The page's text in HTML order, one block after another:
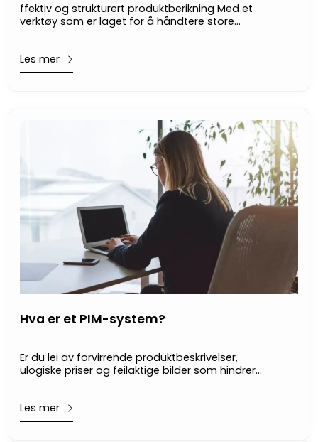
ffektiv og strukturert produktberikning Med et
verktøy som er laget for å håndtere store
enklere og raskere. Du får kontroll på dataflyten –
fra leverandør til nettbutikk.
Les mer
Hva er et PIM-system?
Er du lei av forvirrende produktbeskrivelser,
ulogiske priser og feilaktige bilder som hindrer
tide å utforske hva et PIM-system (Product
Information Management-system) kan gjøre for
Les mer